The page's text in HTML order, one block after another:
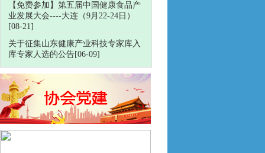
【免费参加】第五届中国健康食品产
业发展大会----大连（9月22-24日）
[08-21]
关于征集山东健康产业科技专家库入
库专家人选的公告[06-09]